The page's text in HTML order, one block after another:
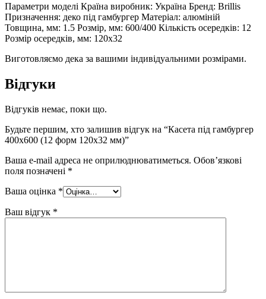
Параметри моделі Країна виробник: Україна Бренд: Brillis
Призначення: деко під гамбургер Матеріал: алюміній
Товщина, мм: 1.5 Розмір, мм: 600/400 Кількість осередків: 12
Розмір осередків, мм: 120х32
Виготовляємо дека за вашими індивідуальними розмірами.
Відгуки
Відгуків немає, поки що.
Будьте першим, хто залишив відгук на “Касета під гамбургер
400х600 (12 форм 120х32 мм)”
Ваша e-mail адреса не оприлюднюватиметься. Обов’язкові
поля позначені *
Ваша оцінка *
Ваш відгук *